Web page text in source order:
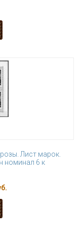
Лист марок.
номинал 6 к